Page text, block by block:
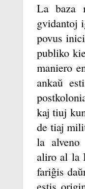
La baza
gvidantoj
povus
publiko
maniero
ankaŭ
kaj tiuj
de tiaj
la alveno
aliro al la
fariĝis